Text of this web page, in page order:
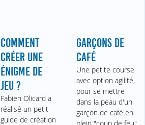
COMMENT
CRÉER UNE
ÉNIGME DE
JEU ?
Fabien Olicard a
réalisé un petit
guide de création
GARÇONS DE
CAFÉ
Une petite course
avec option agilité,
pour se mettre
dans la peau d'un
garçon de café en